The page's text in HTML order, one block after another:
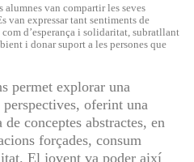
van compartir les seves
van expressar tant sentiments de
d’esperança i solidaritat, subratllant
i donar suport a les persones que
permet explorar una
oferint una
conceptes abstractes, en
forçades, consum
El jovent va poder així